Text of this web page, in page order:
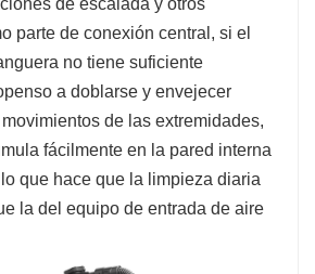
parte de conexión central, si el
no tiene suficiente
a doblarse y envejecer
de las extremidades,
fácilmente en la pared interna
que hace que la limpieza diaria
la del equipo de entrada de aire